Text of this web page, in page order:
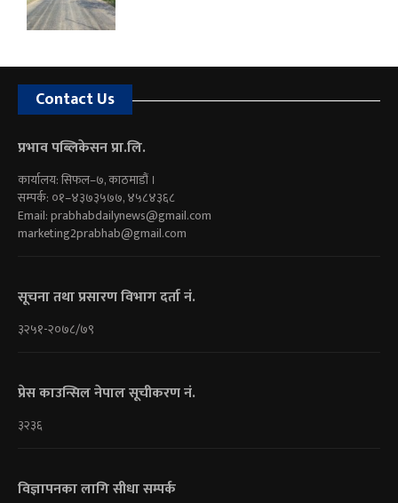
Contact Us
प्रभाव पब्लिकेसन प्रा.लि.
कार्यालय: सिफल–७, काठमाडौं ।
सम्पर्क: ०१–४३७३५७७, ४५८४३६८
Email:prabhabdailynews@gmail.com
marketing2prabhab@gmail.com
सूचना तथा प्रसारण विभाग दर्ता नं.
३२५१-२०७८/७९
प्रेस काउन्सिल नेपाल सूचीकरण नं.
३२३६
विज्ञापनका लागि सीधा सम्पर्क